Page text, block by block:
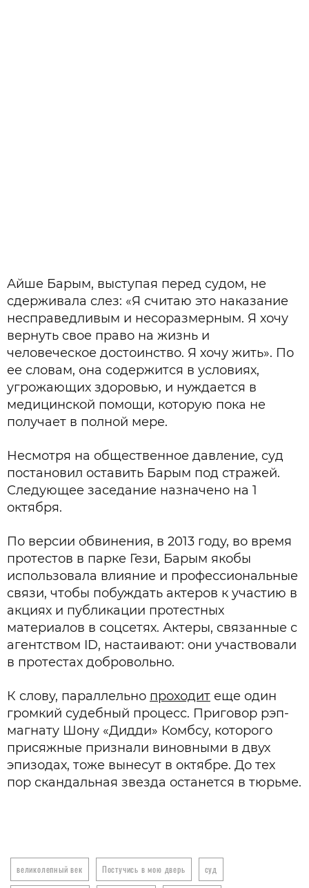
Айше Барым, выступая перед судом, не
сдерживала слез: «Я считаю это наказание
несправедливым и несоразмерным. Я хочу
вернуть свое право на жизнь и
человеческое достоинство. Я хочу жить». По
ее словам, она содержится в условиях,
угрожающих здоровью, и нуждается в
медицинской помощи, которую пока не
получает в полной мере.
Несмотря на общественное давление, суд
постановил оставить Барым под стражей.
Следующее заседание назначено на 1
октября.
По версии обвинения, в 2013 году, во время
протестов в парке Гези, Барым якобы
использовала влияние и профессиональные
связи, чтобы побуждать актеров к участию в
акциях и публикации протестных
материалов в соцсетях. Актеры, связанные с
агентством ID, настаивают: они участвовали
в протестах добровольно.
К слову, параллельно проходит еще один
громкий судебный процесс. Приговор рэп-
магнату Шону «Дидди» Комбсу, которого
присяжные признали виновными в двух
эпизодах, тоже вынесут в октябре. До тех
пор скандальная звезда останется в тюрьме.
великолепный век Постучись в мою дверь суд